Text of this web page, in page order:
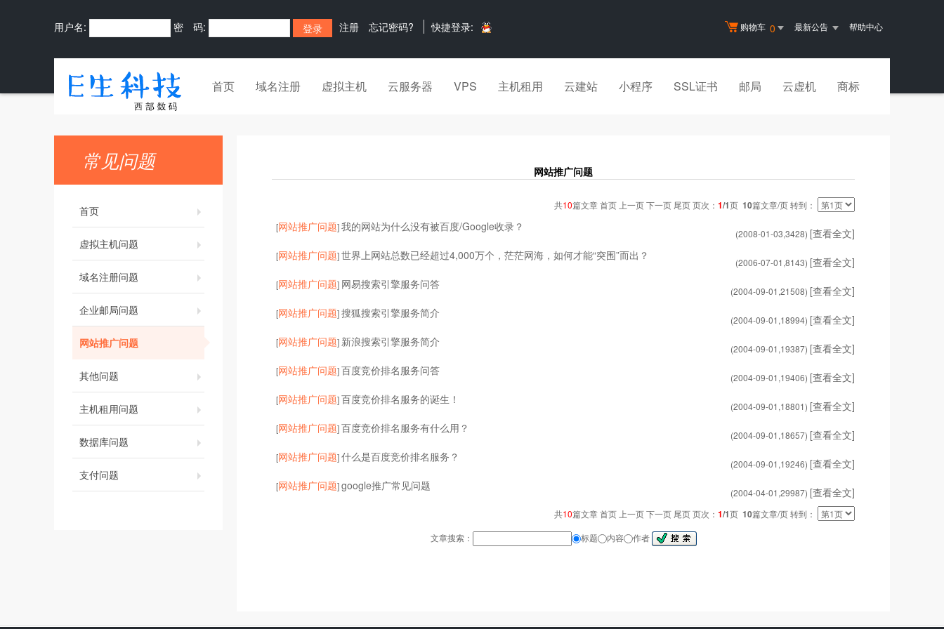
购物车 0 最新公告 帮助中心
用户名: 密 码: 注册 忘记密码? 快捷登录:
首页 域名注册 虚拟主机 云服务器 VPS 主机租用 云建站 小程序 SSL证书 邮局 云虚机 商标
常见问题
首页
虚拟主机问题
域名注册问题
企业邮局问题
网站推广问题
其他问题
主机租用问题
数据库问题
支付问题
网站推广问题
共10篇文章 首页 上一页 下一页 尾页 页次： 1/1页 10篇文章/页 转到：
[网站推广问题]我的网站为什么没有被百度/Google收录？
(2008-01-03,3428) [查看全文]
[网站推广问题]世界上网站总数已经超过4,000万个，茫茫网海，如何才能“突围”而出？
(2006-07-01,8143) [查看全文]
[网站推广问题] 网易搜索引擎服务问答
(2004-09-01,21508) [查看全文]
[网站推广问题]搜狐搜索引擎服务简介
(2004-09-01,18994) [查看全文]
[网站推广问题] 新浪搜索引擎服务简介
(2004-09-01,19387) [查看全文]
[网站推广问题]百度竞价排名服务问答
(2004-09-01,19406) [查看全文]
[网站推广问题]百度竞价排名服务的诞生！
(2004-09-01,18801) [查看全文]
[网站推广问题]百度竞价排名服务有什么用？
(2004-09-01,18657) [查看全文]
[网站推广问题]什么是百度竞价排名服务？
(2004-09-01,19246) [查看全文]
[网站推广问题]google推广常见问题
(2004-04-01,29987) [查看全文]
共10篇文章 首页 上一页 下一页 尾页 页次： 1/1页 10篇文章/页 转到：
文章搜索：
标题 内容 作者